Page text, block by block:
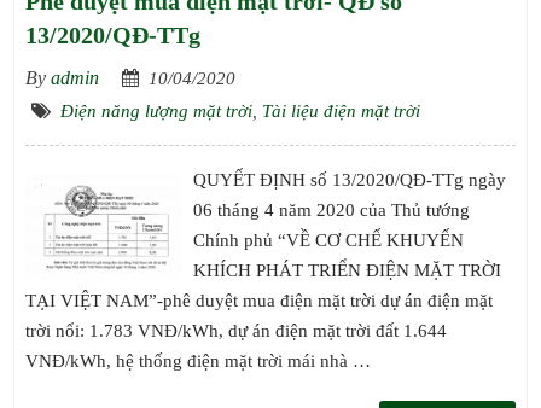
13/2020/QĐ-TTg
By admin
10/04/2020
Điện năng lượng mặt trời, Tài liệu điện mặt trời
QUYẾT ĐỊNH số 13/2020/QĐ-TTg ngày
06 tháng 4 năm 2020 của Thủ tướng
Chính phủ “VỀ CƠ CHẾ KHUYẾN
KHÍCH PHÁT TRIỂN ĐIỆN MẶT TRỜI
TẠI VIỆT NAM”-phê duyệt mua điện mặt trời dự án điện mặt
trời nổi: 1.783 VNĐ/kWh, dự án điện mặt trời đất 1.644
VNĐ/kWh, hệ thống điện mặt trời mái nhà …